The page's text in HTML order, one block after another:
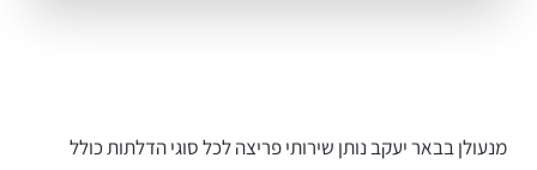
מנעולן בבאר יעקב נותן שירותי פריצה לכל סוגי הדלתות כולל